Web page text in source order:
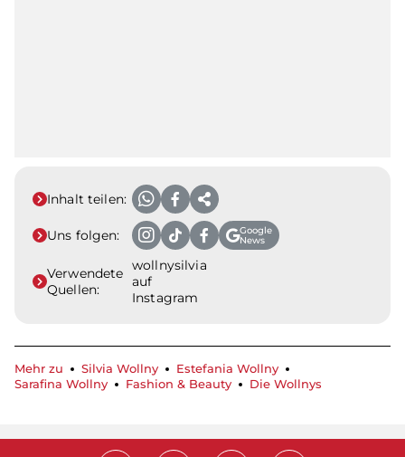
Inhalt teilen:
Uns folgen:
Google
News
Verwendete
Quellen:
wollnysilvia
auf
Instagram
Mehr zu Silvia Wollny
Estefania Wollny
Sarafina Wollny
Fashion & Beauty Die Wollnys